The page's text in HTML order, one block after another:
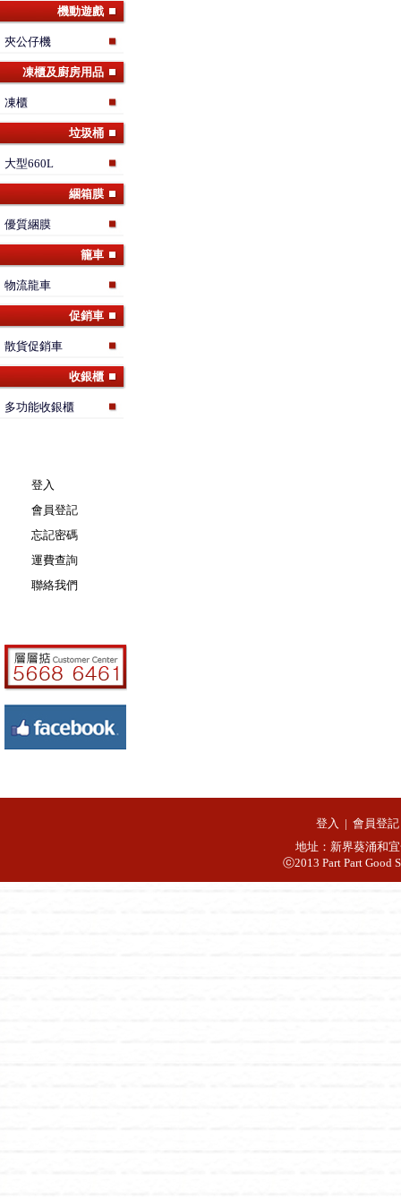
機動遊戲
夾公仔機
凍櫃及廚房用品
凍櫃
垃圾桶
大型660L
綑箱膜
優質綑膜
籠車
物流龍車
促銷車
散貨促銷車
收銀櫃
多功能收銀櫃
登入
會員登記
忘記密碼
運費查詢
聯絡我們
登入 | 會員登記
地址：新界葵涌和
ⓒ2013 Part Part Good